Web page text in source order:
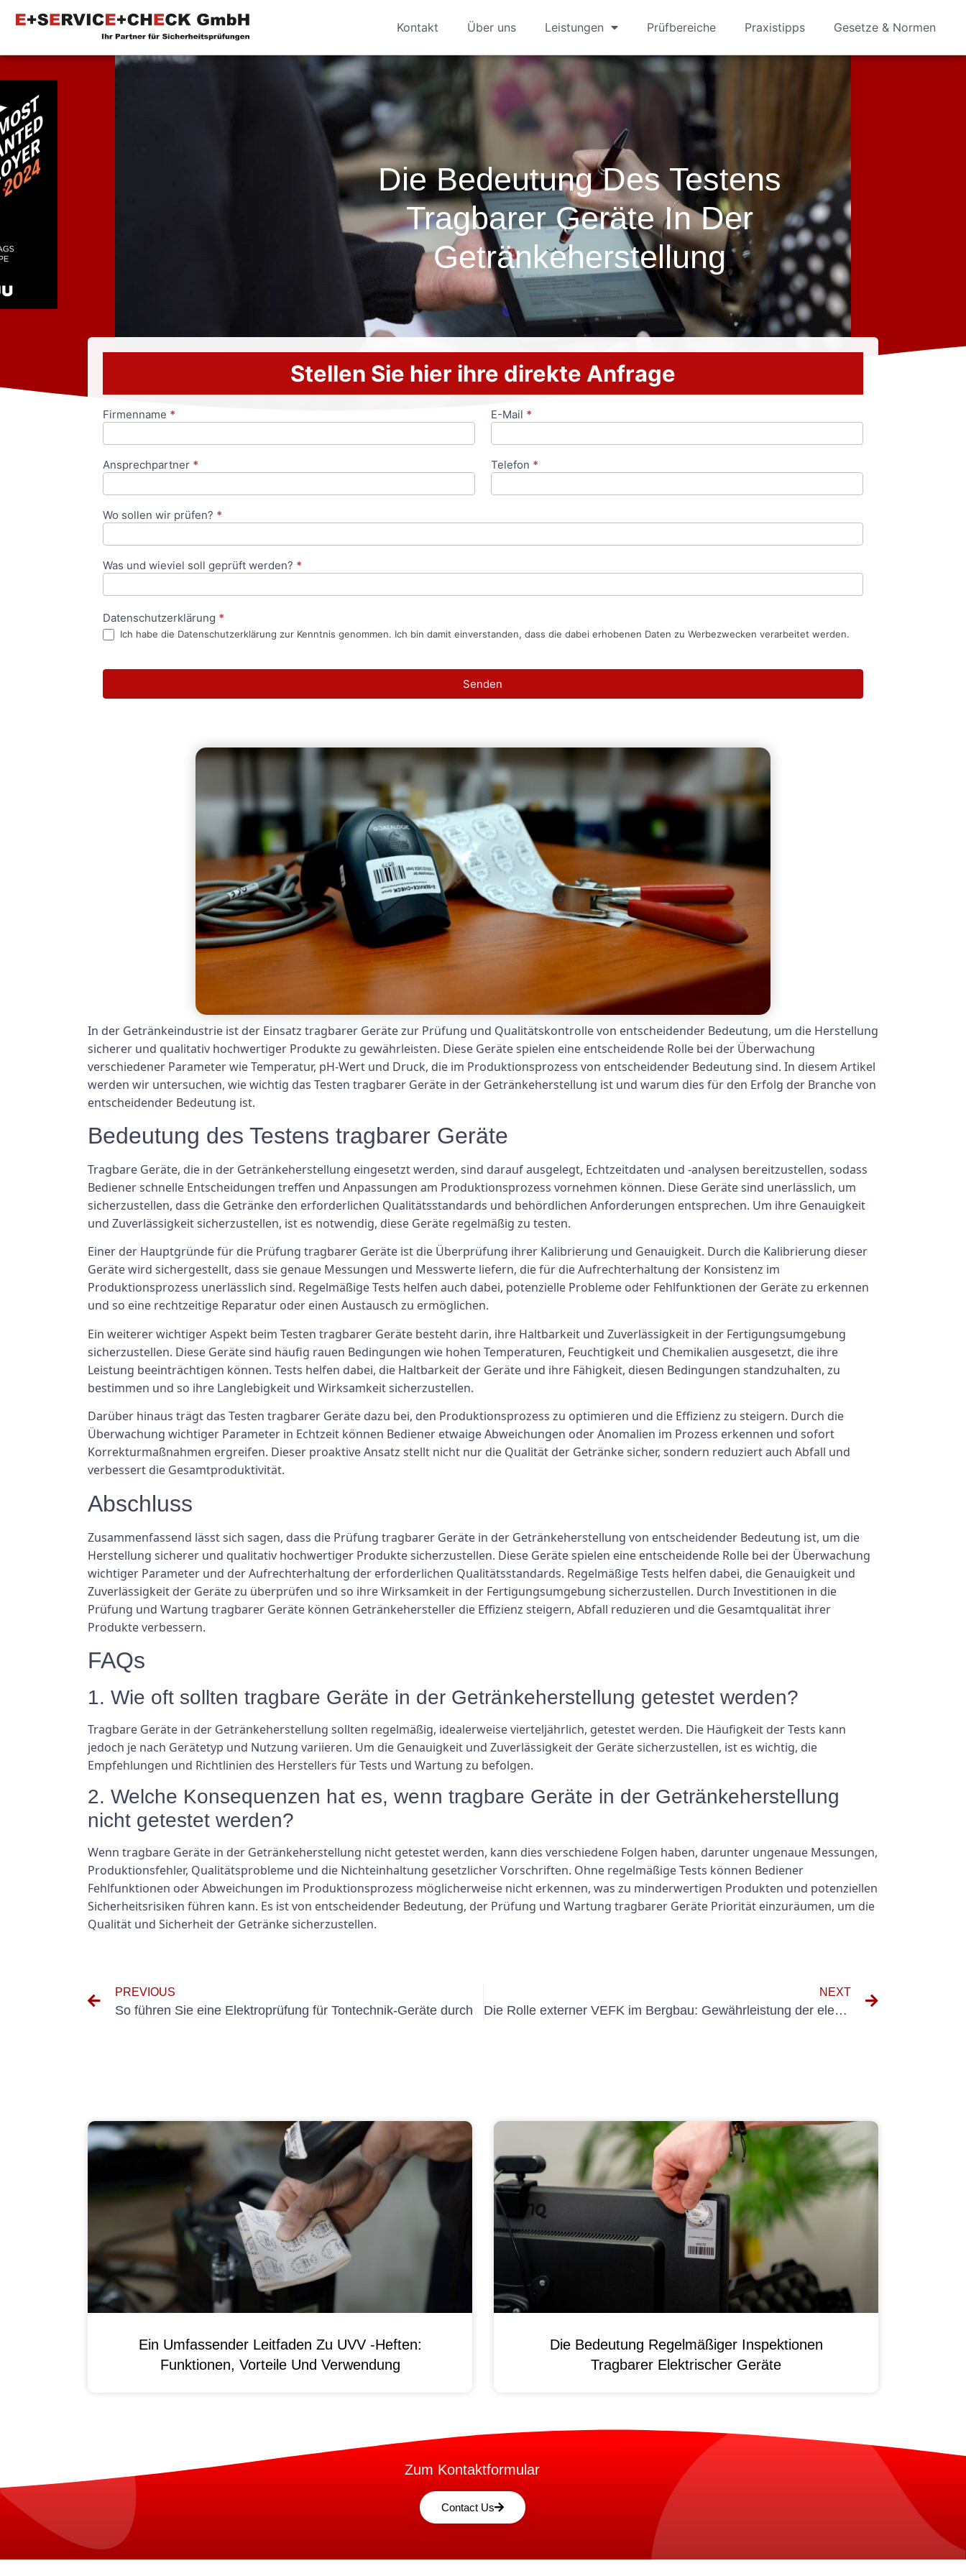
Kontakt Über uns Leistungen Prüfbereiche Praxistipps Gesetze & Normen
Die Bedeutung Des Testens
Tragbarer Geräte In Der
Getränkeherstellung
Stellen Sie hier ihre direkte Anfrage
Anfrageformular
Firmenname * E-Mail *
Ansprechpartner * Telefon *
Wo sollen wir prüfen? *
Was und wieviel soll geprüft werden? *
Datenschutzerklärung *
Ich habe die Datenschutzerklärung zur Kenntnis genommen. Ich bin damit einverstanden, dass die dabei erhobenen Daten zu Werbezwecken verarbeitet werden.
Senden
In der Getränkeindustrie ist der Einsatz tragbarer Geräte zur Prüfung und Qualitätskontrolle von entscheidender Bedeutung, um die Herstellung
sicherer und qualitativ hochwertiger Produkte zu gewährleisten. Diese Geräte spielen eine entscheidende Rolle bei der Überwachung
verschiedener Parameter wie Temperatur, pH-Wert und Druck, die im Produktionsprozess von entscheidender Bedeutung sind. In diesem Artikel
werden wir untersuchen, wie wichtig das Testen tragbarer Geräte in der Getränkeherstellung ist und warum dies für den Erfolg der Branche von
entscheidender Bedeutung ist.
Bedeutung des Testens tragbarer Geräte
Tragbare Geräte, die in der Getränkeherstellung eingesetzt werden, sind darauf ausgelegt, Echtzeitdaten und -analysen bereitzustellen, sodass
Bediener schnelle Entscheidungen treffen und Anpassungen am Produktionsprozess vornehmen können. Diese Geräte sind unerlässlich, um
sicherzustellen, dass die Getränke den erforderlichen Qualitätsstandards und behördlichen Anforderungen entsprechen. Um ihre Genauigkeit
und Zuverlässigkeit sicherzustellen, ist es notwendig, diese Geräte regelmäßig zu testen.
Einer der Hauptgründe für die Prüfung tragbarer Geräte ist die Überprüfung ihrer Kalibrierung und Genauigkeit. Durch die Kalibrierung dieser
Geräte wird sichergestellt, dass sie genaue Messungen und Messwerte liefern, die für die Aufrechterhaltung der Konsistenz im
Produktionsprozess unerlässlich sind. Regelmäßige Tests helfen auch dabei, potenzielle Probleme oder Fehlfunktionen der Geräte zu erkennen
und so eine rechtzeitige Reparatur oder einen Austausch zu ermöglichen.
Ein weiterer wichtiger Aspekt beim Testen tragbarer Geräte besteht darin, ihre Haltbarkeit und Zuverlässigkeit in der Fertigungsumgebung
sicherzustellen. Diese Geräte sind häufig rauen Bedingungen wie hohen Temperaturen, Feuchtigkeit und Chemikalien ausgesetzt, die ihre
Leistung beeinträchtigen können. Tests helfen dabei, die Haltbarkeit der Geräte und ihre Fähigkeit, diesen Bedingungen standzuhalten, zu
bestimmen und so ihre Langlebigkeit und Wirksamkeit sicherzustellen.
Darüber hinaus trägt das Testen tragbarer Geräte dazu bei, den Produktionsprozess zu optimieren und die Effizienz zu steigern. Durch die
Überwachung wichtiger Parameter in Echtzeit können Bediener etwaige Abweichungen oder Anomalien im Prozess erkennen und sofort
Korrekturmaßnahmen ergreifen. Dieser proaktive Ansatz stellt nicht nur die Qualität der Getränke sicher, sondern reduziert auch Abfall und
verbessert die Gesamtproduktivität.
Abschluss
Zusammenfassend lässt sich sagen, dass die Prüfung tragbarer Geräte in der Getränkeherstellung von entscheidender Bedeutung ist, um die
Herstellung sicherer und qualitativ hochwertiger Produkte sicherzustellen. Diese Geräte spielen eine entscheidende Rolle bei der Überwachung
wichtiger Parameter und der Aufrechterhaltung der erforderlichen Qualitätsstandards. Regelmäßige Tests helfen dabei, die Genauigkeit und
Zuverlässigkeit der Geräte zu überprüfen und so ihre Wirksamkeit in der Fertigungsumgebung sicherzustellen. Durch Investitionen in die
Prüfung und Wartung tragbarer Geräte können Getränkehersteller die Effizienz steigern, Abfall reduzieren und die Gesamtqualität ihrer
Produkte verbessern.
FAQs
1. Wie oft sollten tragbare Geräte in der Getränkeherstellung getestet werden?
Tragbare Geräte in der Getränkeherstellung sollten regelmäßig, idealerweise vierteljährlich, getestet werden. Die Häufigkeit der Tests kann
jedoch je nach Gerätetyp und Nutzung variieren. Um die Genauigkeit und Zuverlässigkeit der Geräte sicherzustellen, ist es wichtig, die
Empfehlungen und Richtlinien des Herstellers für Tests und Wartung zu befolgen.
2. Welche Konsequenzen hat es, wenn tragbare Geräte in der Getränkeherstellung
nicht getestet werden?
Wenn tragbare Geräte in der Getränkeherstellung nicht getestet werden, kann dies verschiedene Folgen haben, darunter ungenaue Messungen,
Produktionsfehler, Qualitätsprobleme und die Nichteinhaltung gesetzlicher Vorschriften. Ohne regelmäßige Tests können Bediener
Fehlfunktionen oder Abweichungen im Produktionsprozess möglicherweise nicht erkennen, was zu minderwertigen Produkten und potenziellen
Sicherheitsrisiken führen kann. Es ist von entscheidender Bedeutung, der Prüfung und Wartung tragbarer Geräte Priorität einzuräumen, um die
Qualität und Sicherheit der Getränke sicherzustellen.
PREVIOUS
So führen Sie eine Elektroprüfung für Tontechnik-Geräte durch
NEXT
Die Rolle externer VEFK im Bergbau: Gewährleistung der elektrischen Sicherheit
Ein Umfassender Leitfaden Zu UVV -Heften:
Funktionen, Vorteile Und Verwendung
Die Bedeutung Regelmäßiger Inspektionen
Tragbarer Elektrischer Geräte
Zum Kontaktformular
Contact Us